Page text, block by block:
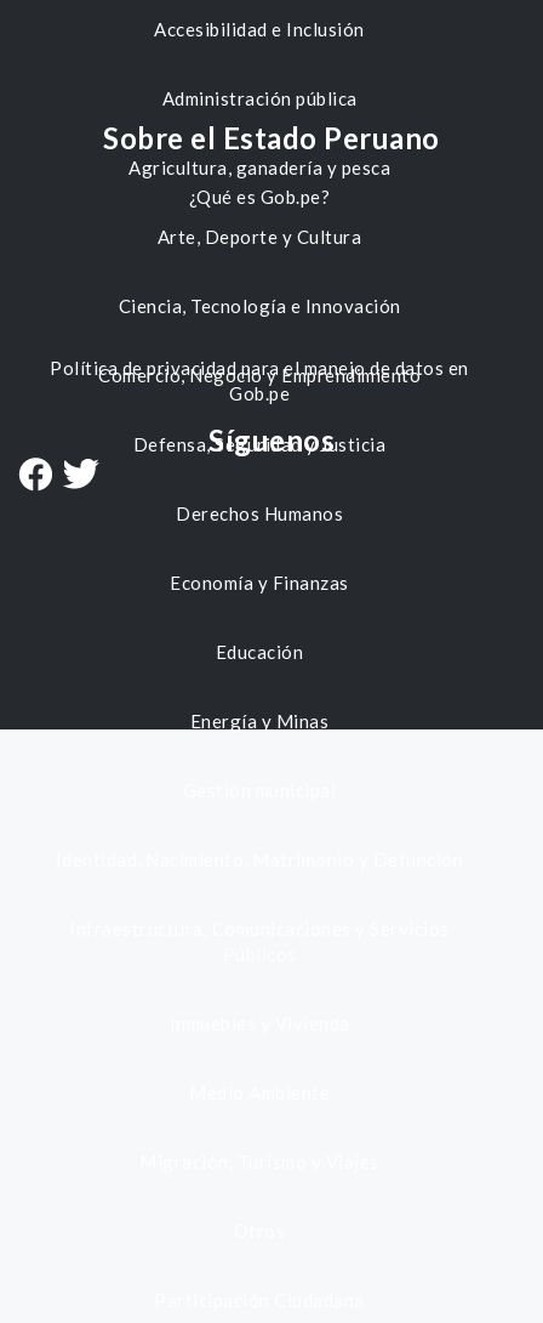
Accesibilidad e Inclusión
Administración pública
Agricultura, ganadería y pesca
Arte, Deporte y Cultura
Ciencia, Tecnología e Innovación
Comercio, Negocio y Emprendimiento
Defensa, Seguridad y Justicia
Derechos Humanos
Economía y Finanzas
Educación
Energía y Minas
Sobre el Estado Peruano
¿Qué es Gob.pe?
Política de privacidad para el manejo de datos en
Gob.pe
Síguenos